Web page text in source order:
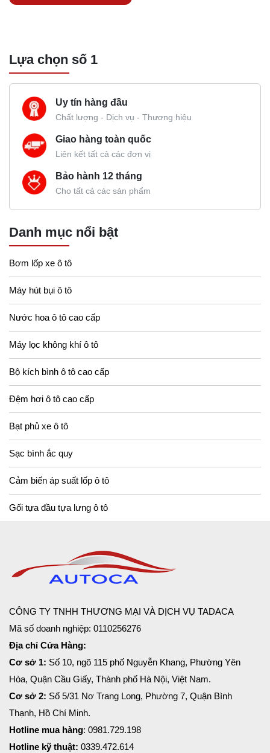
Lựa chọn số 1
Uy tín hàng đầu
Chất lượng - Dịch vụ - Thương hiệu
Giao hàng toàn quốc
Liên kết tất cả các đơn vị
Bảo hành 12 tháng
Cho tất cả các sản phẩm
Danh mục nổi bật
Bơm lốp xe ô tô
Máy hút bụi ô tô
Nước hoa ô tô cao cấp
Máy lọc không khí ô tô
Bộ kích bình ô tô cao cấp
Đệm hơi ô tô cao cấp
Bạt phủ xe ô tô
Sạc bình ắc quy
Cảm biến áp suất lốp ô tô
Gối tựa đầu tựa lưng ô tô
CÔNG TY TNHH THƯƠNG MẠI VÀ DỊCH VỤ TADACA
Mã số doanh nghiệp: 0110256276
Địa chỉ Cửa Hàng:
Cơ sở 1: Số 10, ngõ 115 phố Nguyễn Khang, Phường Yên
Hòa, Quận Cầu Giấy, Thành phố Hà Nội, Việt Nam.
Cơ sở 2: Số 5/31 Nơ Trang Long, Phường 7, Quận Bình
Thạnh, Hồ Chí Minh.
Hotline mua hàng: 0981.729.198
Hotline kỹ thuật: 0339.472.614